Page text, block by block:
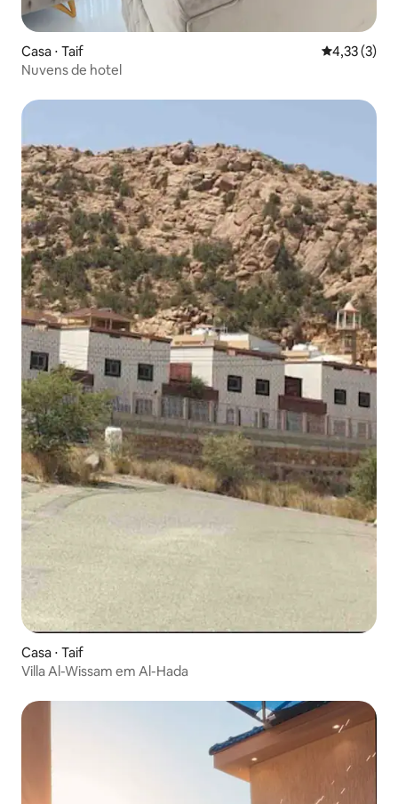
Casa ⋅ Taif 4,33 de
4,33 (3)
Nuvens de hotel
Casa ⋅ Taif
Villa Al-Wissam em Al-Hada